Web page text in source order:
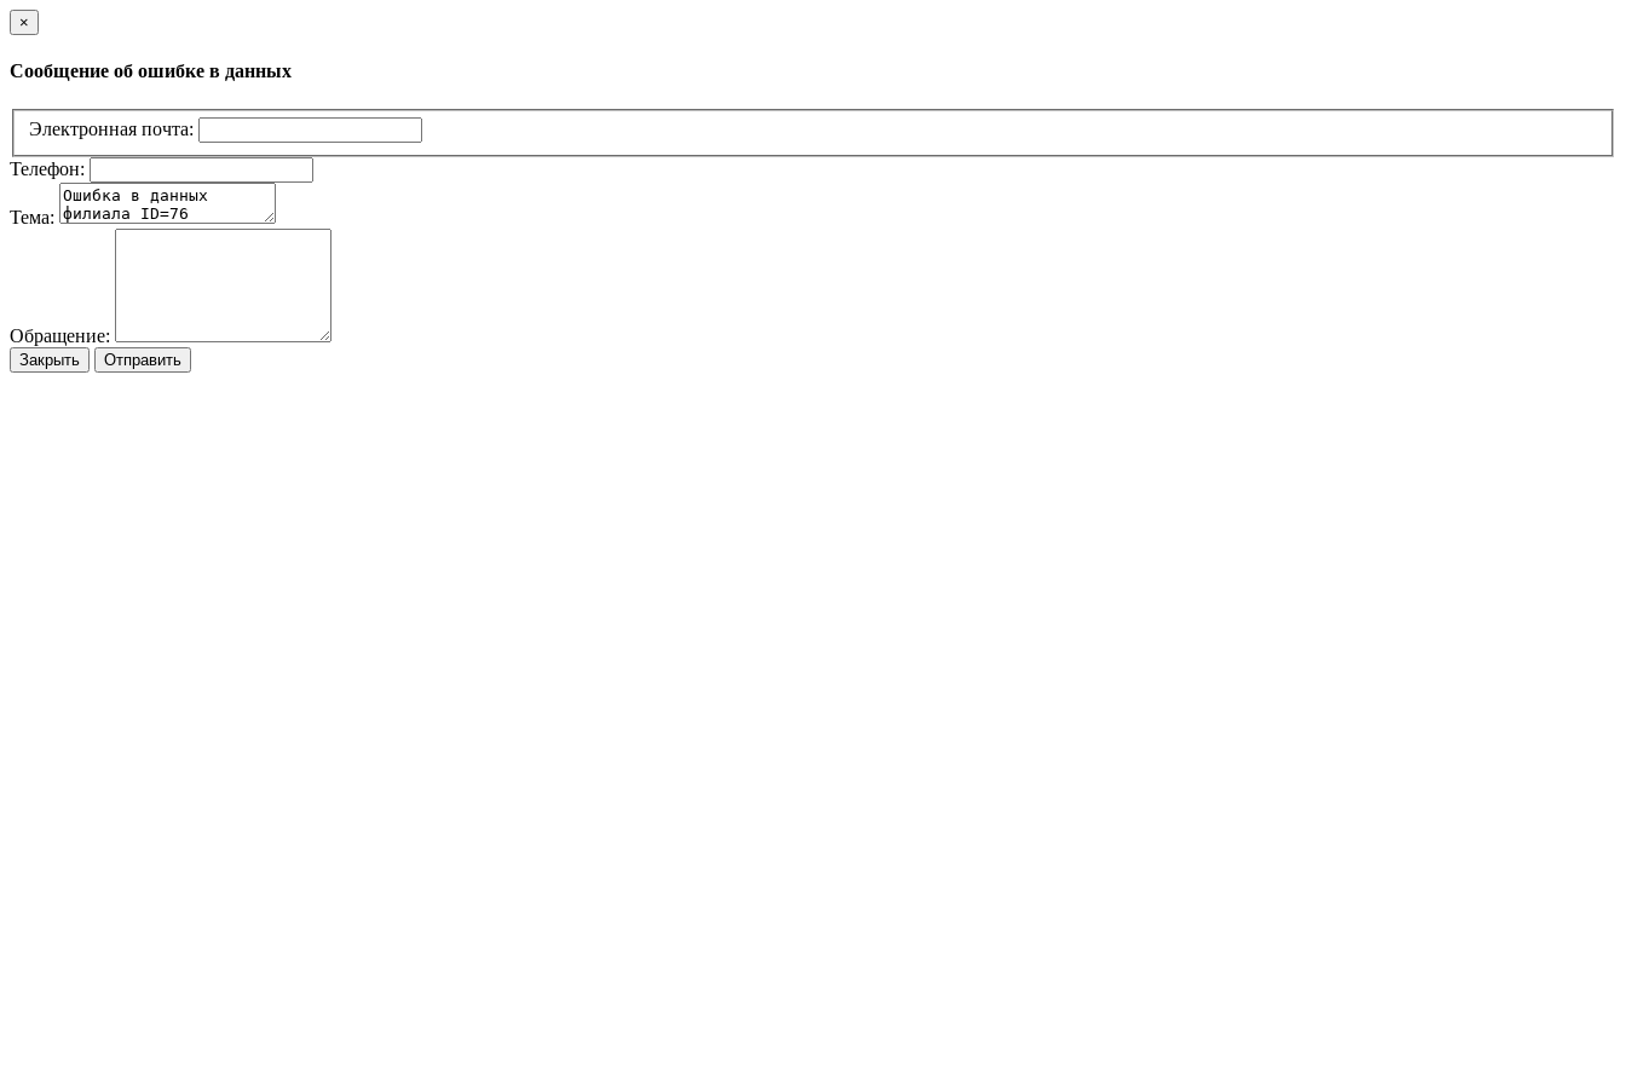
×
Сообщение об ошибке в данных
Электронная почта:
Телефон:
Тема:
Обращение:
Закрыть Отправить